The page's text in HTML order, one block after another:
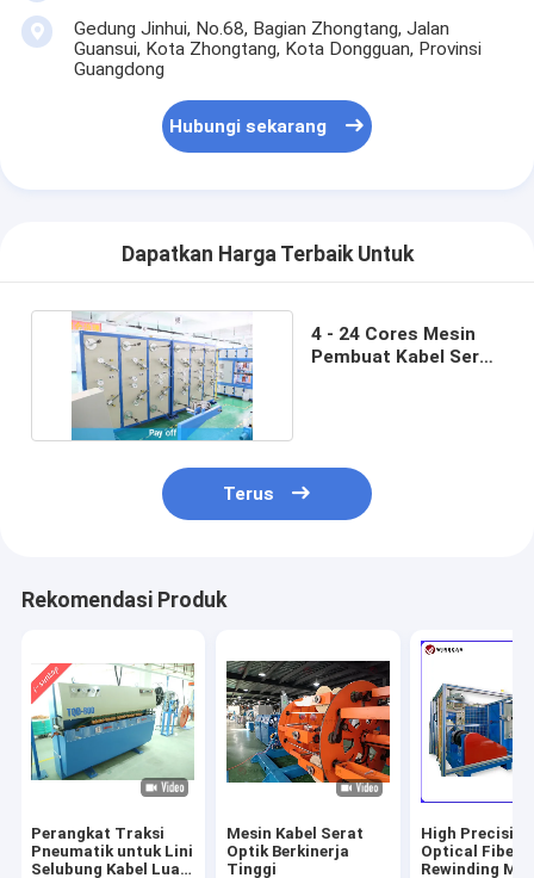
Gedung Jinhui, No.68, Bagian Zhongtang, Jalan
Guansui, Kota Zhongtang, Kota Dongguan, Provinsi
Guangdong
Hubungi sekarang
Dapatkan Harga Terbaik Untuk
4 - 24 Cores Mesin
Pembuat Kabel Serat
Terus
Rekomendasi Produk
Perangkat Traksi
Pneumatik untuk Lini
Selubung Kabel Luar
Mesin Kabel Serat
Optik Berkinerja
Tinggi
High Precision
Optical Fiber
Rewinding